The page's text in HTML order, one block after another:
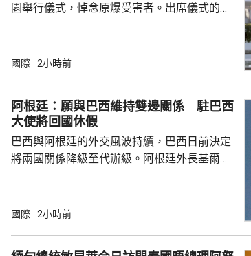
園舉行儀式，悼念原爆受害者。出席儀式的首
努力的使命，強調將繼續堅持「無核三原
用合法化，從根本上動搖世界和平穩定，可能
令二戰時廣島及長崎經歷原爆的慘劇重演。他
深感憂慮並呼籲各國採取行動，徹底廢除核...
國際 2小時前
阿根廷：願與巴西維持雙邊關係 駐巴西
大使將回國休假
巴西與阿根廷的外交風波持續，巴西日前決定
將兩國關係降級至代辦級。阿根廷外長基爾諾
驅逐的阿根廷大使雷蒙迪近日將回國休假。 阿
國際 2小時前